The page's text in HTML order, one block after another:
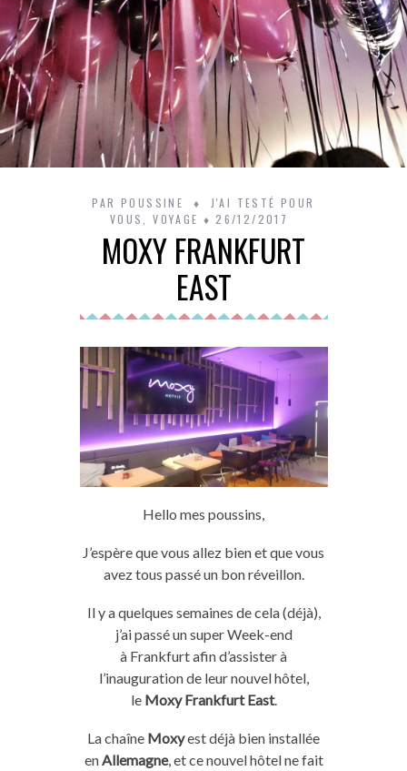
PAR POUSSINE
J'AI TESTÉ POUR
VOUS,VOYAGE 26/12/2017
MOXY FRANKFURT
EAST
Hello mes poussins,
J’espère que vous allez bien et que vous
avez tous passé un bon réveillon.
Il y a quelques semaines de cela(déjà),
j’ai passé unsuperWeek-end
à Frankfurtafin d’assister à
l’inauguration de leurnouvelhôtel,
le Moxy Frankfurt East.
La chaîne Moxyest déjà bien installée
enAllemagne, et ce nouvel hôtel ne fait